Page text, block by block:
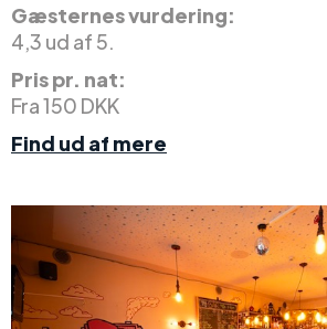
Gæsternes vurdering:
4,3 ud af 5.
Pris pr. nat:
Fra 150 DKK
Find ud af mere